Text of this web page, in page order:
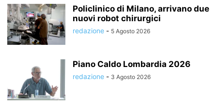
Policlinico di Milano, arrivano due
nuovi robot chirurgici
redazione - 5 Agosto 2026
Piano Caldo Lombardia 2026
redazione - 3 Agosto 2026